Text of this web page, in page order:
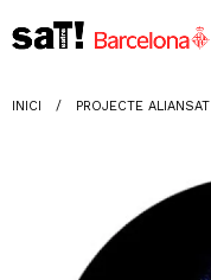
INICI PROJECTE ALIANSAT